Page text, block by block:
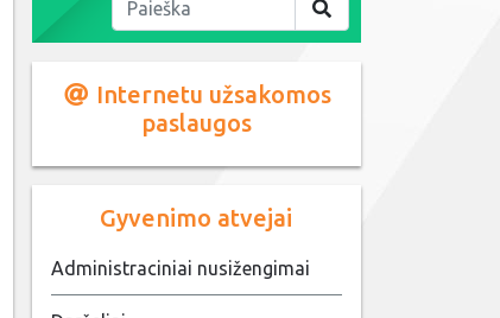
Internetu užsakomos
paslaugos
Gyvenimo atvejai
Administraciniai nusižengimai